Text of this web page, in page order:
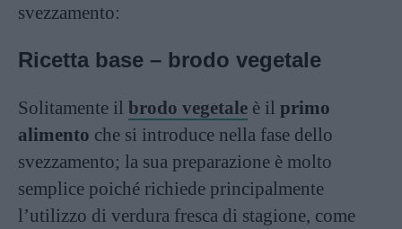
svezzamento:
Ricetta base – brodo vegetale
Solitamente il brodo vegetale è il primo
alimento che si introduce nella fase dello
svezzamento; la sua preparazione è molto
semplice poiché richiede principalmente
l’utilizzo di verdura fresca di stagione, come